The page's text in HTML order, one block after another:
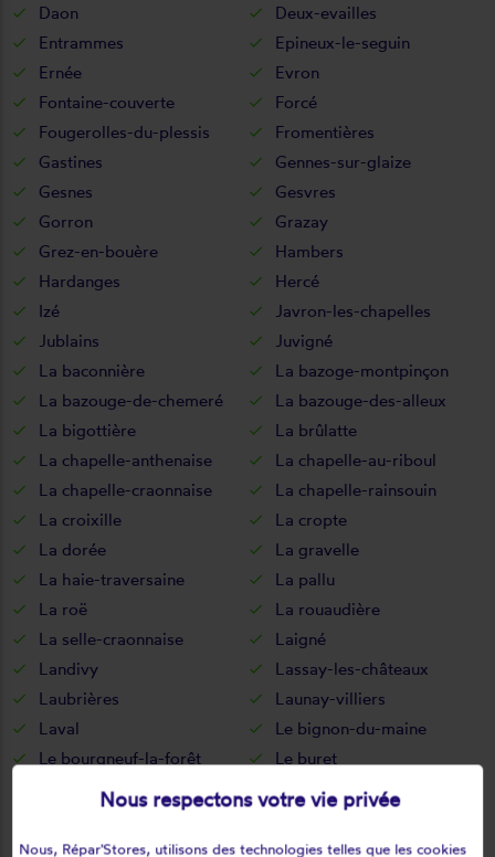
Daon
Deux-evailles
Entrammes
Epineux-le-seguin
Ernée
Evron
Fontaine-couverte
Forcé
Fougerolles-du-plessis
Fromentières
Gastines
Gennes-sur-glaize
Gesnes
Gesvres
Gorron
Grazay
Grez-en-bouère
Hambers
Hardanges
Hercé
Izé
Javron-les-chapelles
Jublains
Juvigné
La baconnière
La bazoge-montpinçon
La bazouge-de-chemeré
La bazouge-des-alleux
La bigottière
La brûlatte
La chapelle-anthenaise
La chapelle-au-riboul
La chapelle-craonnaise
La chapelle-rainsouin
La croixille
La cropte
La dorée
La gravelle
La haie-traversaine
La pallu
La roë
La rouaudière
La selle-craonnaise
Laigné
Landivy
Lassay-les-châteaux
Laubrières
Launay-villiers
Laval
Le bignon-du-maine
Le bourgneuf-la-forêt
Le buret
Le genest-saint-isle
Le horps
Le housseau-brétignolles
Le ribay
Lesbois
Nous respectons votre vie privée
Nous, Répar'Stores, utilisons des technologies telles que les cookies